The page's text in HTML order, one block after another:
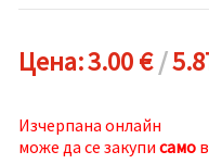
Цена:3.00 €/
Изчерпана онлайн
може да се закупи само